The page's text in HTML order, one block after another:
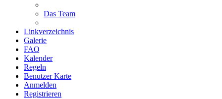
Das Team
Linkverzeichnis
Galerie
FAQ
Kalender
Regeln
Benutzer Karte
Anmelden
Registrieren